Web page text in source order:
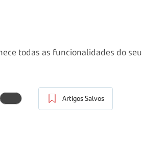
todas as funcionalidades do seu
Artigos Salvos